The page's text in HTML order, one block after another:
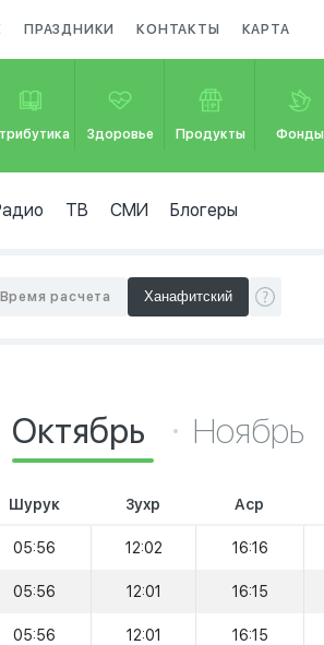
ПРАЗДНИКИ КОНТАКТЫ КАРТА
Здоровье Продукты Фонды
ТВ СМИ Блогеры
Время расчета
Октябрь Ноябрь
Шурук Зухр Аср
05:56 12:02 16:16
05:56 12:01 16:15
05:56 12:01 16:15